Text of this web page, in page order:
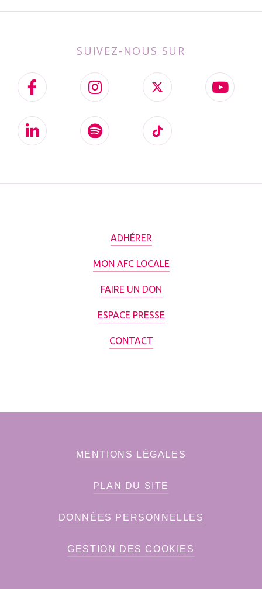
SUIVEZ-NOUS SUR
ADHÉRER
MON AFC LOCALE
FAIRE UN DON
ESPACE PRESSE
CONTACT
MENTIONS LÉGALES
PLAN DU SITE
DONNÉES PERSONNELLES
GESTION DES COOKIES